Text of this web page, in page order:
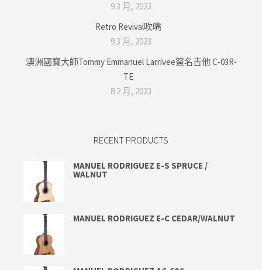
9 3 月, 2023
Retro Revival吹嘴
9 3 月, 2023
澳洲國寶大師Tommy Emmanuel Larrivee簽名吉他 C-03R-
TE
8 2 月, 2023
RECENT PRODUCTS
MANUEL RODRIGUEZ E-S SPRUCE /
WALNUT
MANUEL RODRIGUEZ E-C CEDAR/WALNUT